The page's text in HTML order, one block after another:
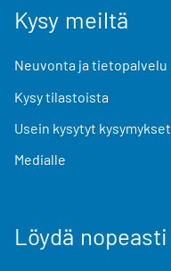
Kysy meiltä
Neuvonta ja tietopalvelu
Kysy tilastoista
Usein kysytyt kysymykset
Medialle
Löydä nopeasti